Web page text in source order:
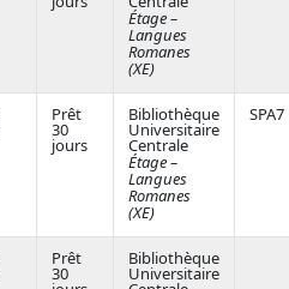
Étage –
Langues
Romanes
(XE)
Prêt
30
jours
Bibliothèque
Universitaire
Centrale
Étage –
Langues
Romanes
(XE)
SPA7
Prêt
30
Bibliothèque
Universitaire